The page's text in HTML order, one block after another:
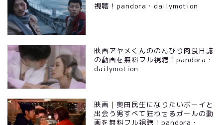
視聴！pandora・dailymotion
映画アヤメくんののんびり肉食日誌
の動画を無料フル視聴！pandora・
dailymotion
映画｜奥田民生になりたいボーイと
出会う男すべて狂わせるガールの動
画を無料フル視聴！pandora・